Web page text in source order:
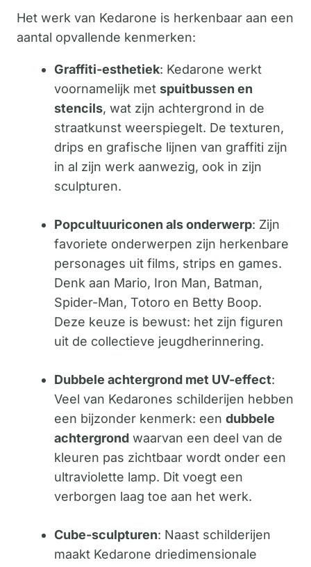
Het werk van Kedarone is herkenbaar aan een
aantal opvallende kenmerken:
Graffiti-esthetiek: Kedarone werkt
voornamelijk met spuitbussen en
stencils, wat zijn achtergrond in de
straatkunst weerspiegelt. De texturen,
drips en grafische lijnen van graffiti zijn
in al zijn werk aanwezig, ook in zijn
sculpturen.
Popcultuuriconen als onderwerp: Zijn
favoriete onderwerpen zijn herkenbare
personages uit films, strips en games.
Denk aan Mario, Iron Man, Batman,
Spider-Man, Totoro en Betty Boop.
Deze keuze is bewust: het zijn figuren
uit de collectieve jeugdherinnering.
Dubbele achtergrond met UV-effect:
Veel van Kedarones schilderijen hebben
een bijzonder kenmerk: een dubbele
achtergrond waarvan een deel van de
kleuren pas zichtbaar wordt onder een
ultraviolette lamp. Dit voegt een
verborgen laag toe aan het werk.
Cube-sculpturen: Naast schilderijen
maakt Kedarone driedimensionale